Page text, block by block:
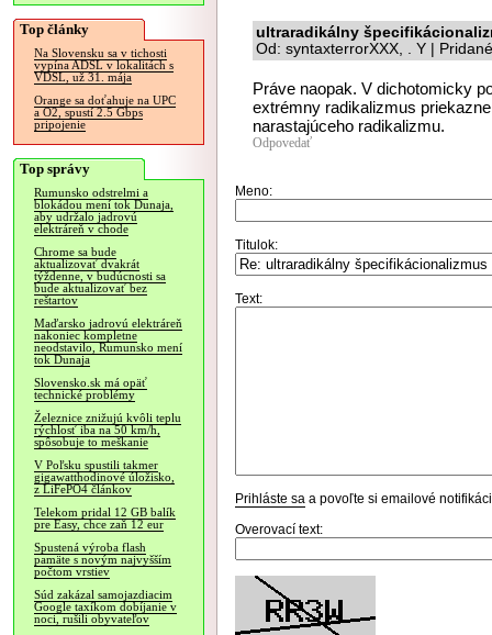
Top články
Na Slovensku sa v tichosti
vypína ADSL v lokalitách s
VDSL, už 31. mája
Orange sa doťahuje na UPC
a O2, spustí 2.5 Gbps
pripojenie
Top správy
Rumunsko odstrelmi a
blokádou mení tok Dunaja,
aby udržalo jadrovú
elektráreň v chode
Chrome sa bude
aktualizovať dvakrát
týždenne, v budúcnosti sa
bude aktualizovať bez
reštartov
Maďarsko jadrovú elektráreň
nakoniec kompletne
neodstavilo, Rumunsko mení
tok Dunaja
Slovensko.sk má opäť
technické problémy
Železnice znižujú kvôli teplu
rýchlosť iba na 50 km/h,
spôsobuje to meškanie
V Poľsku spustili takmer
gigawatthodinové úložisko,
z LiFePO4 článkov
Telekom pridal 12 GB balík
pre Easy, chce zaň 12 eur
Spustená výroba flash
pamäte s novým najvyšším
počtom vrstiev
Súd zakázal samojazdiacim
Google taxíkom dobíjanie v
noci, rušili obyvateľov
ultraradikálny
Od: syntaxterrorXXX, . Y |
Práve naopak. V dichotomicky
extrémny radikalizmus
narastajúceho radikalizmu.
Odpovedať
Meno:
Titulok:
Text:
Prihláste sa a povoľte si emailové
Overovací text: